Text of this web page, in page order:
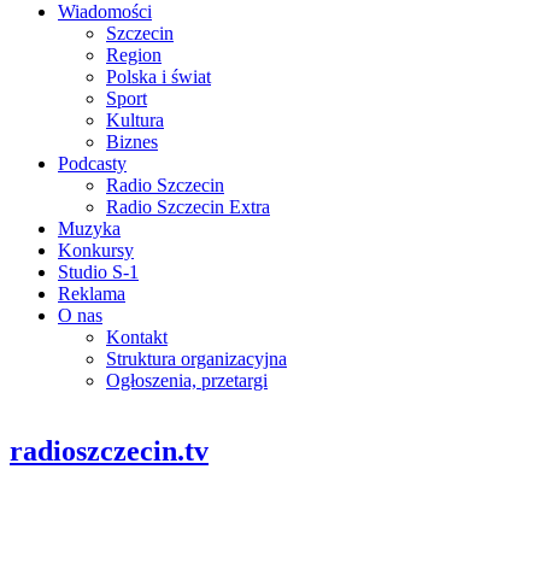
Wiadomości
Szczecin
Region
Polska i świat
Sport
Kultura
Biznes
Podcasty
Radio Szczecin
Radio Szczecin Extra
Muzyka
Konkursy
Studio S-1
Reklama
O nas
Kontakt
Struktura organizacyjna
Ogłoszenia, przetargi
radioszczecin.tv